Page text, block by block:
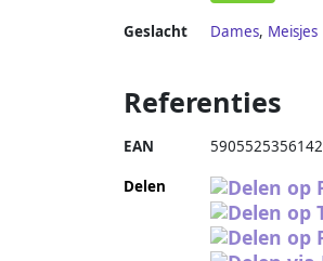
Geslacht Dames, Meisjes
Referenties
EAN 5905525356142
Delen